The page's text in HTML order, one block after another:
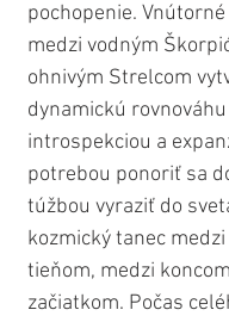
pochopenie.
medzi vodným
ohnivým Strelcom
dynamickú
introspekciou a
potrebou ponoriť sa
túžbou vyraziť do
kozmický tanec
tieňom, medzi
začiatkom. Počas